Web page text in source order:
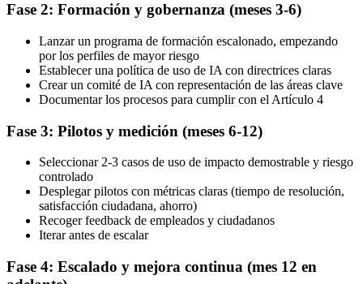
Fase 2: Formación y gobernanza (meses 3-6)
Lanzar un programa de formación escalonado, empezando
por los perfiles de mayor riesgo
Establecer una política de uso de IA con directrices claras
Crear un comité de IA con representación de las áreas clave
Documentar los procesos para cumplir con el Artículo 4
Fase 3: Pilotos y medición (meses 6-12)
Seleccionar 2-3 casos de uso de impacto demostrable y riesgo
controlado
Desplegar pilotos con métricas claras (tiempo de resolución,
satisfacción ciudadana, ahorro)
Recoger feedback de empleados y ciudadanos
Iterar antes de escalar
Fase 4: Escalado y mejora continua (mes 12 en